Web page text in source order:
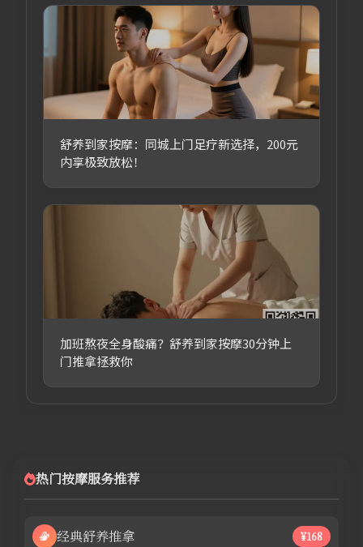
舒养到家按摩：同城上门足疗新选择，200元
内享极致放松！
加班熬夜全身酸痛？舒养到家按摩30分钟上
门推拿拯救你
热门按摩服务推荐
经典舒养推拿 ¥168